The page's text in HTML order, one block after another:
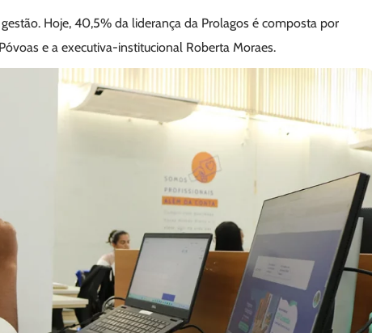
Hoje, 40,5% da liderança da Prolagos é composta por
e a executiva-institucional Roberta Moraes.